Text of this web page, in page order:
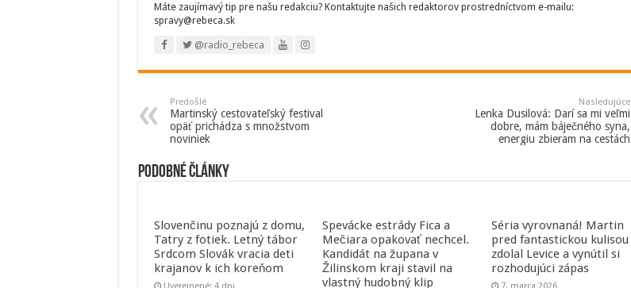
Máte zaujímavý tip pre našu redakciu? Kontaktujte našich redaktorov prostredníctvom e-mailu:
spravy@rebeca.sk
@radio_rebeca
Predošlé
Martinský cestovateľský festival
opäť prichádza s množstvom
noviniek
Nasledujúce
Lenka Dusilová: Darí sa mi veľmi
dobre, mám báječného syna,
energiu zbieram na cestách
Podobné články
Slovenčinu poznajú z domu,
Tatry z fotiek. Letný tábor
Srdcom Slovák vracia deti
krajanov k ich koreňom
Uverejnené: 4 dni
Spevácke estrády Fica a
Mečiara opakovať nechcel.
Kandidát na župana v
Žilinskom kraji stavil na
vlastný hudobný klip
Séria vyrovnaná! Martin
pred fantastickou kulisou
zdolal Levice a vynútil si
rozhodujúci zápas
7. marca 2026